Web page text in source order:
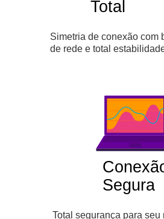
Total
Simetria de conexão com
de rede e total
Segura
Total segurança para seu